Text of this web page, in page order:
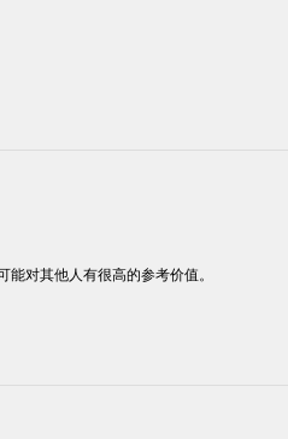
对其他人有很高的参考价值。